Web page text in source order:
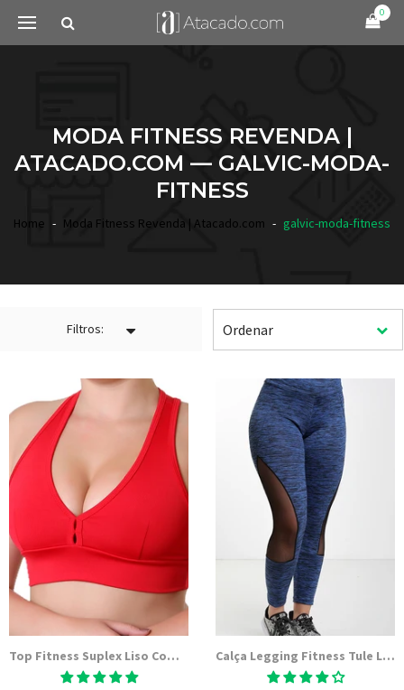
0
MODA FITNESS REVENDA |
ATACADO.COM — GALVIC-MODA-
FITNESS
Home Moda Fitness Revenda | Atacado.com galvic-moda-fitness
Filtros:
Top Fitness Suplex Liso Com Forro Sem Bojo Calça Legging Fitness Tule Linda